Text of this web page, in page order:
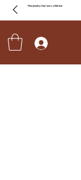
Fine jewelry that lasts a lifetime